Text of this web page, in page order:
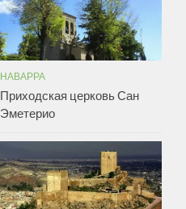
НАВАРРА
Приходская церковь Сан
Эметерио